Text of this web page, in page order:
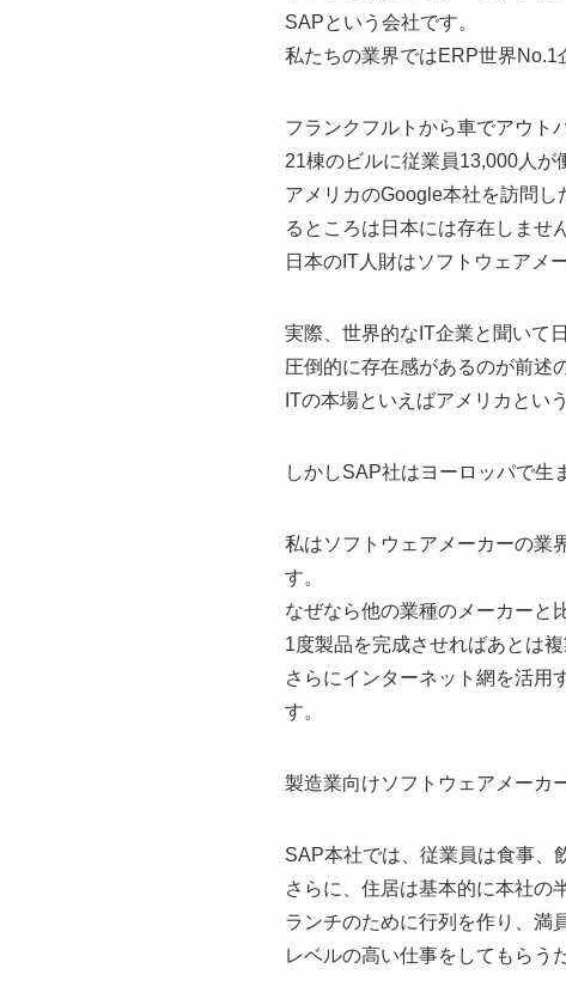
SAPという会社です。
私たちの業界ではERP世界
フランクフルトから車でアウト
21棟のビルに従業員13,000人が
アメリカのGoogle本社を訪問
るところは日本には存在しません
日本のIT人財はソフトウェアメ
実際、世界的なIT企業と聞いて
圧倒的に存在感があるのが前述
ITの本場といえばアメリカとい
しかしSAP社はヨーロッパで生
私はソフトウェアメーカーの業
す。
なぜなら他の業種のメーカーと
1度製品を完成させればあとは
さらにインターネット網を活用
す。
製造業向けソフトウェアメーカ
SAP本社では、従業員は食事、
さらに、住居は基本的に本社の
ランチのために行列を作り、満
レベルの高い仕事をしてもらう